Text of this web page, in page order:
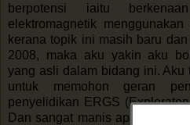
berpotensi iaitu
elektromagnetik
kerana topik ini masih baru
2008, maka aku yakin aku
yang asli dalam bidang ini. Aku
untuk memohon geran
penyelidikan ERGS
Dan sangat manis apabila